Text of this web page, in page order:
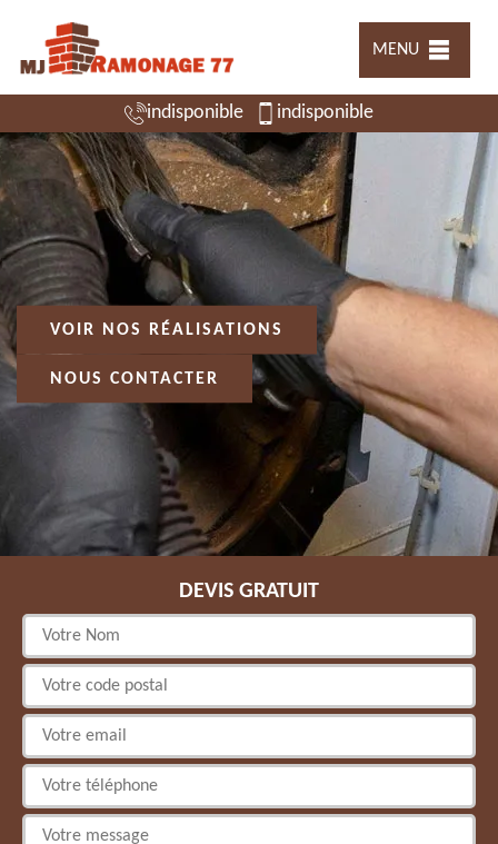
MENU
indisponible indisponible
VOIR NOS RÉALISATIONS
NOUS CONTACTER
DEVIS GRATUIT